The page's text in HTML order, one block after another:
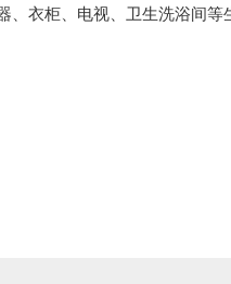
衣柜、电视、卫生洗浴间等